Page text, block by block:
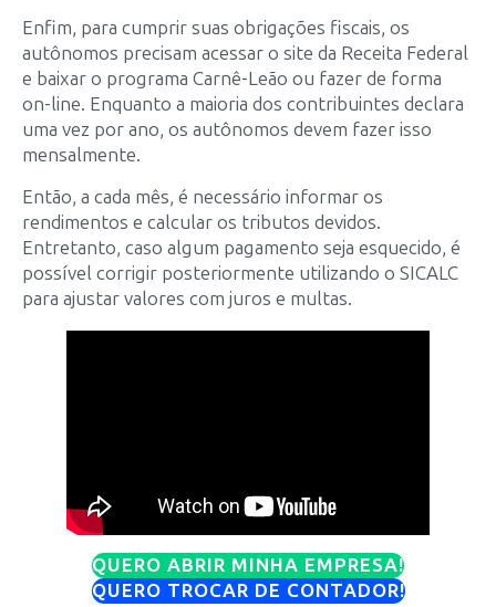
Enfim, para cumprir suas obrigações fiscais, os
autônomos precisam acessar o site da Receita Federal
e baixar o programa Carnê-Leão ou fazer de forma
on-line. Enquanto a maioria dos contribuintes declara
uma vez por ano, os autônomos devem fazer isso
mensalmente.
Então, a cada mês, é necessário informar os
rendimentos e calcular os tributos devidos.
Entretanto, caso algum pagamento seja esquecido, é
possível corrigir posteriormente utilizando o SICALC
para ajustar valores com juros e multas.
QUERO ABRIR MINHA EMPRESA!
QUERO TROCAR DE CONTADOR!